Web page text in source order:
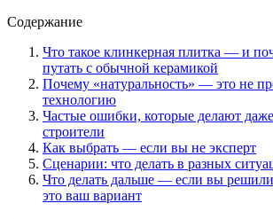
Содержание
Что такое клинкерная плитка — и
путать с обычной керамикой
Почему «натуральность» — это не
технологию
Частые ошибки, которые делают
строители
Как выбрать — если вы не эксперт
Сценарии: что делать в разных
Что делать дальше — если вы
это ваш вариант